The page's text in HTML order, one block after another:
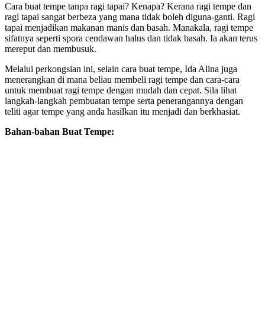
Cara buat tempe tanpa ragi tapai? Kenapa? Kerana ragi tempe dan
ragi tapai sangat berbeza yang mana tidak boleh diguna-ganti. Ragi
tapai menjadikan makanan manis dan basah. Manakala, ragi tempe
sifatnya seperti spora cendawan halus dan tidak basah. Ia akan terus
mereput dan membusuk.
Melalui perkongsian ini, selain cara buat tempe, Ida Alina juga
menerangkan di mana beliau membeli ragi tempe dan cara-cara
untuk membuat ragi tempe dengan mudah dan cepat. Sila lihat
langkah-langkah pembuatan tempe serta penerangannya dengan
teliti agar tempe yang anda hasilkan itu menjadi dan berkhasiat.
Bahan-bahan Buat Tempe: